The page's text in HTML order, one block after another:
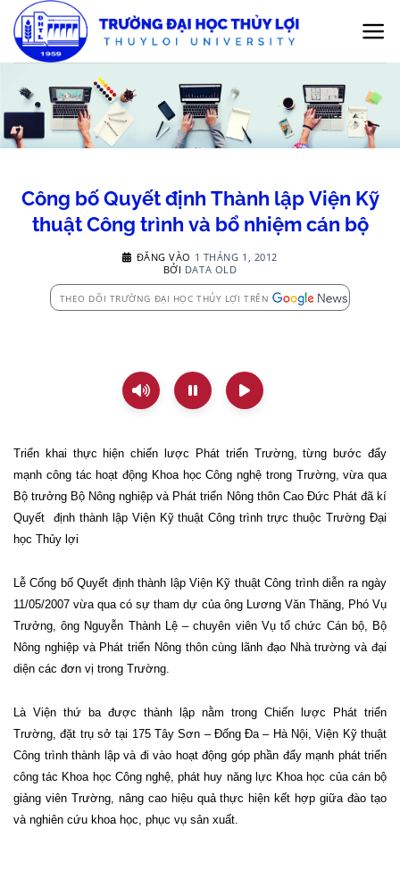
qua
nội
Công bố Quyết định Thành lập Viện Kỹ
thuật Công trình và bổ nhiệm cán bộ
ĐĂNG VÀO 1 THÁNG 1, 2012
BỞI DATA OLD
THEO DÕI TRƯỜNG ĐẠI HỌC THỦY LỢI TRÊN
Triển khai thực hiện chiến lược Phát triển Trường, từng bước đẩy
mạnh công tác hoạt động Khoa học Công nghệ trong Trường, vừa qua
Bộ trưởng Bộ Nông nghiệp và Phát triển Nông thôn Cao Đức Phát đã kí
Quyết
định thành lập Viện Kỹ thuật Công trình trực thuộc Trường Đại
học Thủy lợi
Lễ Cống bố Quyết định thành lập Viện Kỹ thuật Công trình diễn ra ngày
11/05/2007 vừa qua có sự tham dự của ông Lương Văn Thăng, Phó Vụ
Trưởng, ông Nguyễn Thành Lệ – chuyên viên Vụ tổ chức Cán bộ, Bộ
Nông nghiệp và Phát triển Nông thôn cùng lãnh đạo Nhà trường và đại
diện các đơn vị trong Trường.
Là Viện thứ ba được thành lập nằm trong Chiến lược Phát triển
Trường, đặt trụ sở tại 175 Tây Sơn – Đống Đa – Hà Nội, Viện Kỹ thuật
Công trình thành lập và đi vào hoạt động góp phần đẩy mạnh phát triển
công tác Khoa học Công nghệ, phát huy năng lực Khoa học của cán bộ
giảng viên Trường, nâng cao hiệu quả thực hiện kết hợp giữa đào tạo
và nghiên cứu khoa học, phục vụ sản xuất.